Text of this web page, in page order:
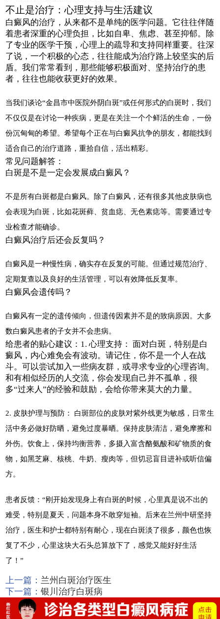
不止是治疗：心理支持与生活建议
白癜风的治疗，从来都不是单纯的医学问题。它往往伴随
着患者深重的心理负担，比如自卑、焦虑、甚至抑郁。除
了专业的医学干预，心理上的疏导和支持同样重要。往深
了说，一个积极的心态，往往能成为治疗路上较坚实的后
盾。我们常常看到，那些能够积极面对、坚持治疗的患
者，往往也能收获更好的效果。
当我们谈论“金昌市中医院外阴白斑”或任何形式的白斑时，我们
不仅仅是在讨论一种疾病，更是在关注一个个鲜活的生命，一份
份沉甸甸的希望。希望每个正在与白癜风抗争的朋友，都能找到
适合自己的治疗道路，重拾自信，活出精彩。
常见问题解答：
白斑是不是一定会发展成白癜风？
不是所有白斑都是白癜风。除了白癜风，还有很多其他皮肤病也
会表现为白斑，比如花斑藓、贫血痣、无色素痣等。需要通过专
业检查才能确诊。
白癜风治疗后还会反复吗？
白癜风是一种慢性病，确实存在反复的可能。但通过规范治疗、
定期复查以及良好的生活管理，可以有效降低反复率。
白癜风会遗传吗？
白癜风有一定的遗传倾向，但遗传因素并不是的致病原因。大多
数白癜风患者的子女并不会患病。
给患者的贴心建议：1. 心理支持： 面对白斑，特别是白
癜风，内心难免会有波动。请记住，你不是一个人在战
斗。可以尝试加入一些病友群，或寻求专业的心理咨询。
和有相似经历的人交流，你会发现自己并不孤单，很
多“过来人”的经验和鼓励，会给你带来莫大的力量。
2. 皮肤护理与预防： 白斑部位的皮肤对紫外线更为敏感，日常生
活中务必做好防晒，避免过度暴晒。保持皮肤清洁，避免摩擦和
外伤。饮食上，保持均衡营养，多摄入富含酪氨酸和矿物质的食
物，如黑芝麻、核桃、牛奶、瘦肉等，但切忌盲目进补或听信偏
方。
患者反馈：“刚开始发现身上有白斑的时候，心里真是说不出的
难受，特别是夏天，问题本身不敢穿短袖。后来在兰州中研坚持
治疗，医生和护士都特别有耐心，现在白斑淡了很多，颜色也恢
复了不少，心里这块大石头总算放下了，感觉又能好好生活
了！”
上一篇： 兰州白斑治疗医生
下一篇：银川治疗白斑病